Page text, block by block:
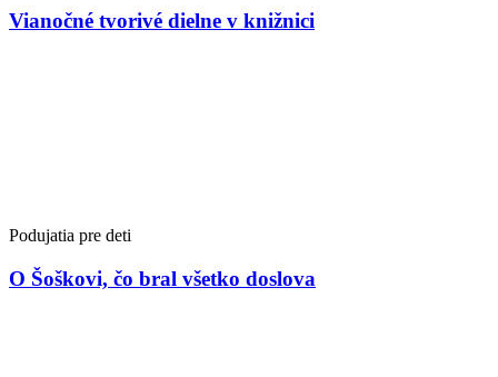
Vianočné tvorivé dielne v knižnici
Podujatia pre deti
O Šoškovi, čo bral všetko doslova